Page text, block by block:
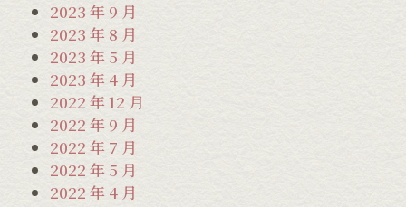
2023 年 9 月
2023 年 8 月
2023 年 5 月
2023 年 4 月
2022 年 12 月
2022 年 9 月
2022 年 7 月
2022 年 5 月
2022 年 4 月